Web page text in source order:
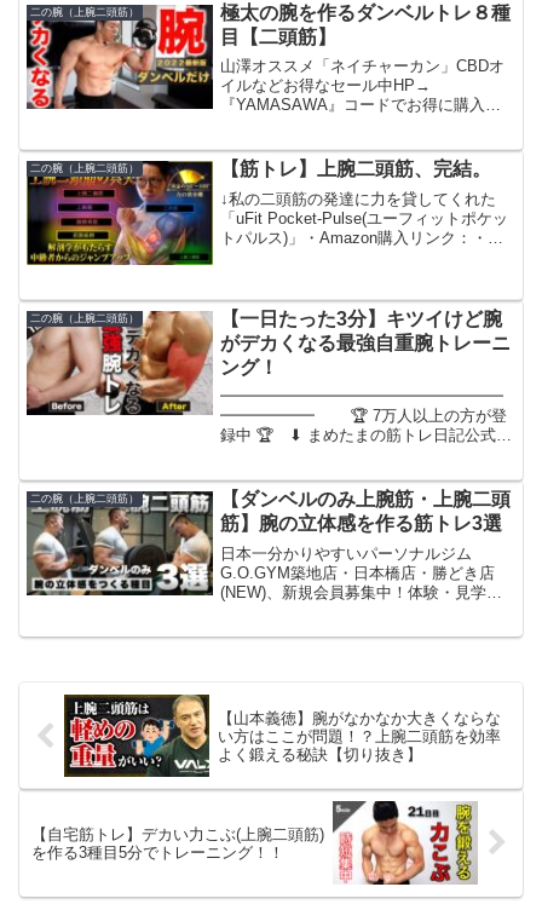
二の腕（上腕二頭筋）
極太の腕を作るダンベルトレ８種
目【二頭筋】
山澤オススメ「ネイチャーカン」CBDオ
イルなどお得なセール中HP→
『YAMASAWA』コードでお得に購入で
愛用のサプリメントはこちら→マイプロ
HP マイプロテインは『...
二の腕（上腕二頭筋） 【筋トレ】上腕二頭筋、完結。
↓私の二頭筋の発達に力を貸してくれた
「uFit Pocket-Pulse(ユーフィットポケッ
トパルス)」・Amazon購入リンク：・ク
二の腕（上腕二頭筋）
【一日たった3分】キツイけど腕
がデカくなる最強自重腕トレーニ
ング！
━━━━━━━━━━━━━━━━━━
━━━━━━ 🏆 7万人以上の方が登
録中 🏆 ⬇︎ まめたまの筋トレ日記公式
LINE登録で有料級の超豪華特典194選＋
簡単カロリー計...
二の腕（上腕二頭筋）
【ダンベルのみ上腕筋・上腕二頭
筋】腕の立体感を作る筋トレ3選
日本一分かりやすいパーソナルジム
G.O.GYM築地店・日本橋店・勝どき店
(NEW)、新規会員募集中！体験・見学は
【山本義徳】腕がなかなか大きくならな
い方はここが問題！？上腕二頭筋を効率
よく鍛える秘訣【切り抜き】
【自宅筋トレ】デカい力こぶ(上腕二頭筋)
を作る3種目5分でトレーニング！！